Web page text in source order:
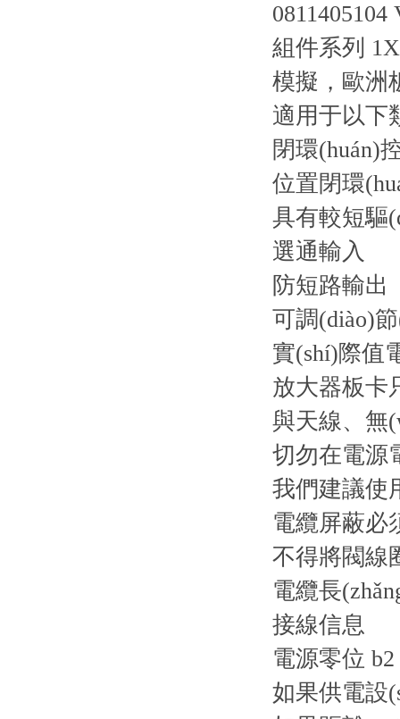
組件系列 1X
模擬，歐洲
適用于以下
閉環(huán)
位置閉環
具有較短驅
選通輸入
防短路輸出
可調(diào)
實(shí)際值
放大器板卡
與天線、無
切勿在電源
我們建議使
電纜屏蔽必
不得將閥線
電纜長
接線信息
電源零位
如果供電設